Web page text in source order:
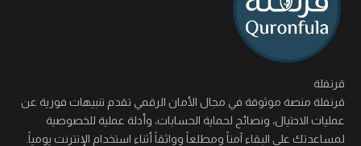
قرنفلة
قرنفلة منصة موثوقة في مجال الأمان الرقمي تقدم تنبيهات فورية عن
عمليات الاحتيال، ونصائح لحماية الحسابات، وأدلة عملية للخصوصية
لمساعدتك على البقاء آمناً ومطلعاً وواثقاً أثناء استخدام الإنترنت يومياً.